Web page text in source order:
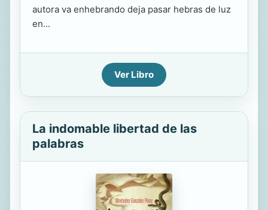
autora va enhebrando deja pasar hebras de luz
en...
Ver Libro
La indomable libertad de las
palabras